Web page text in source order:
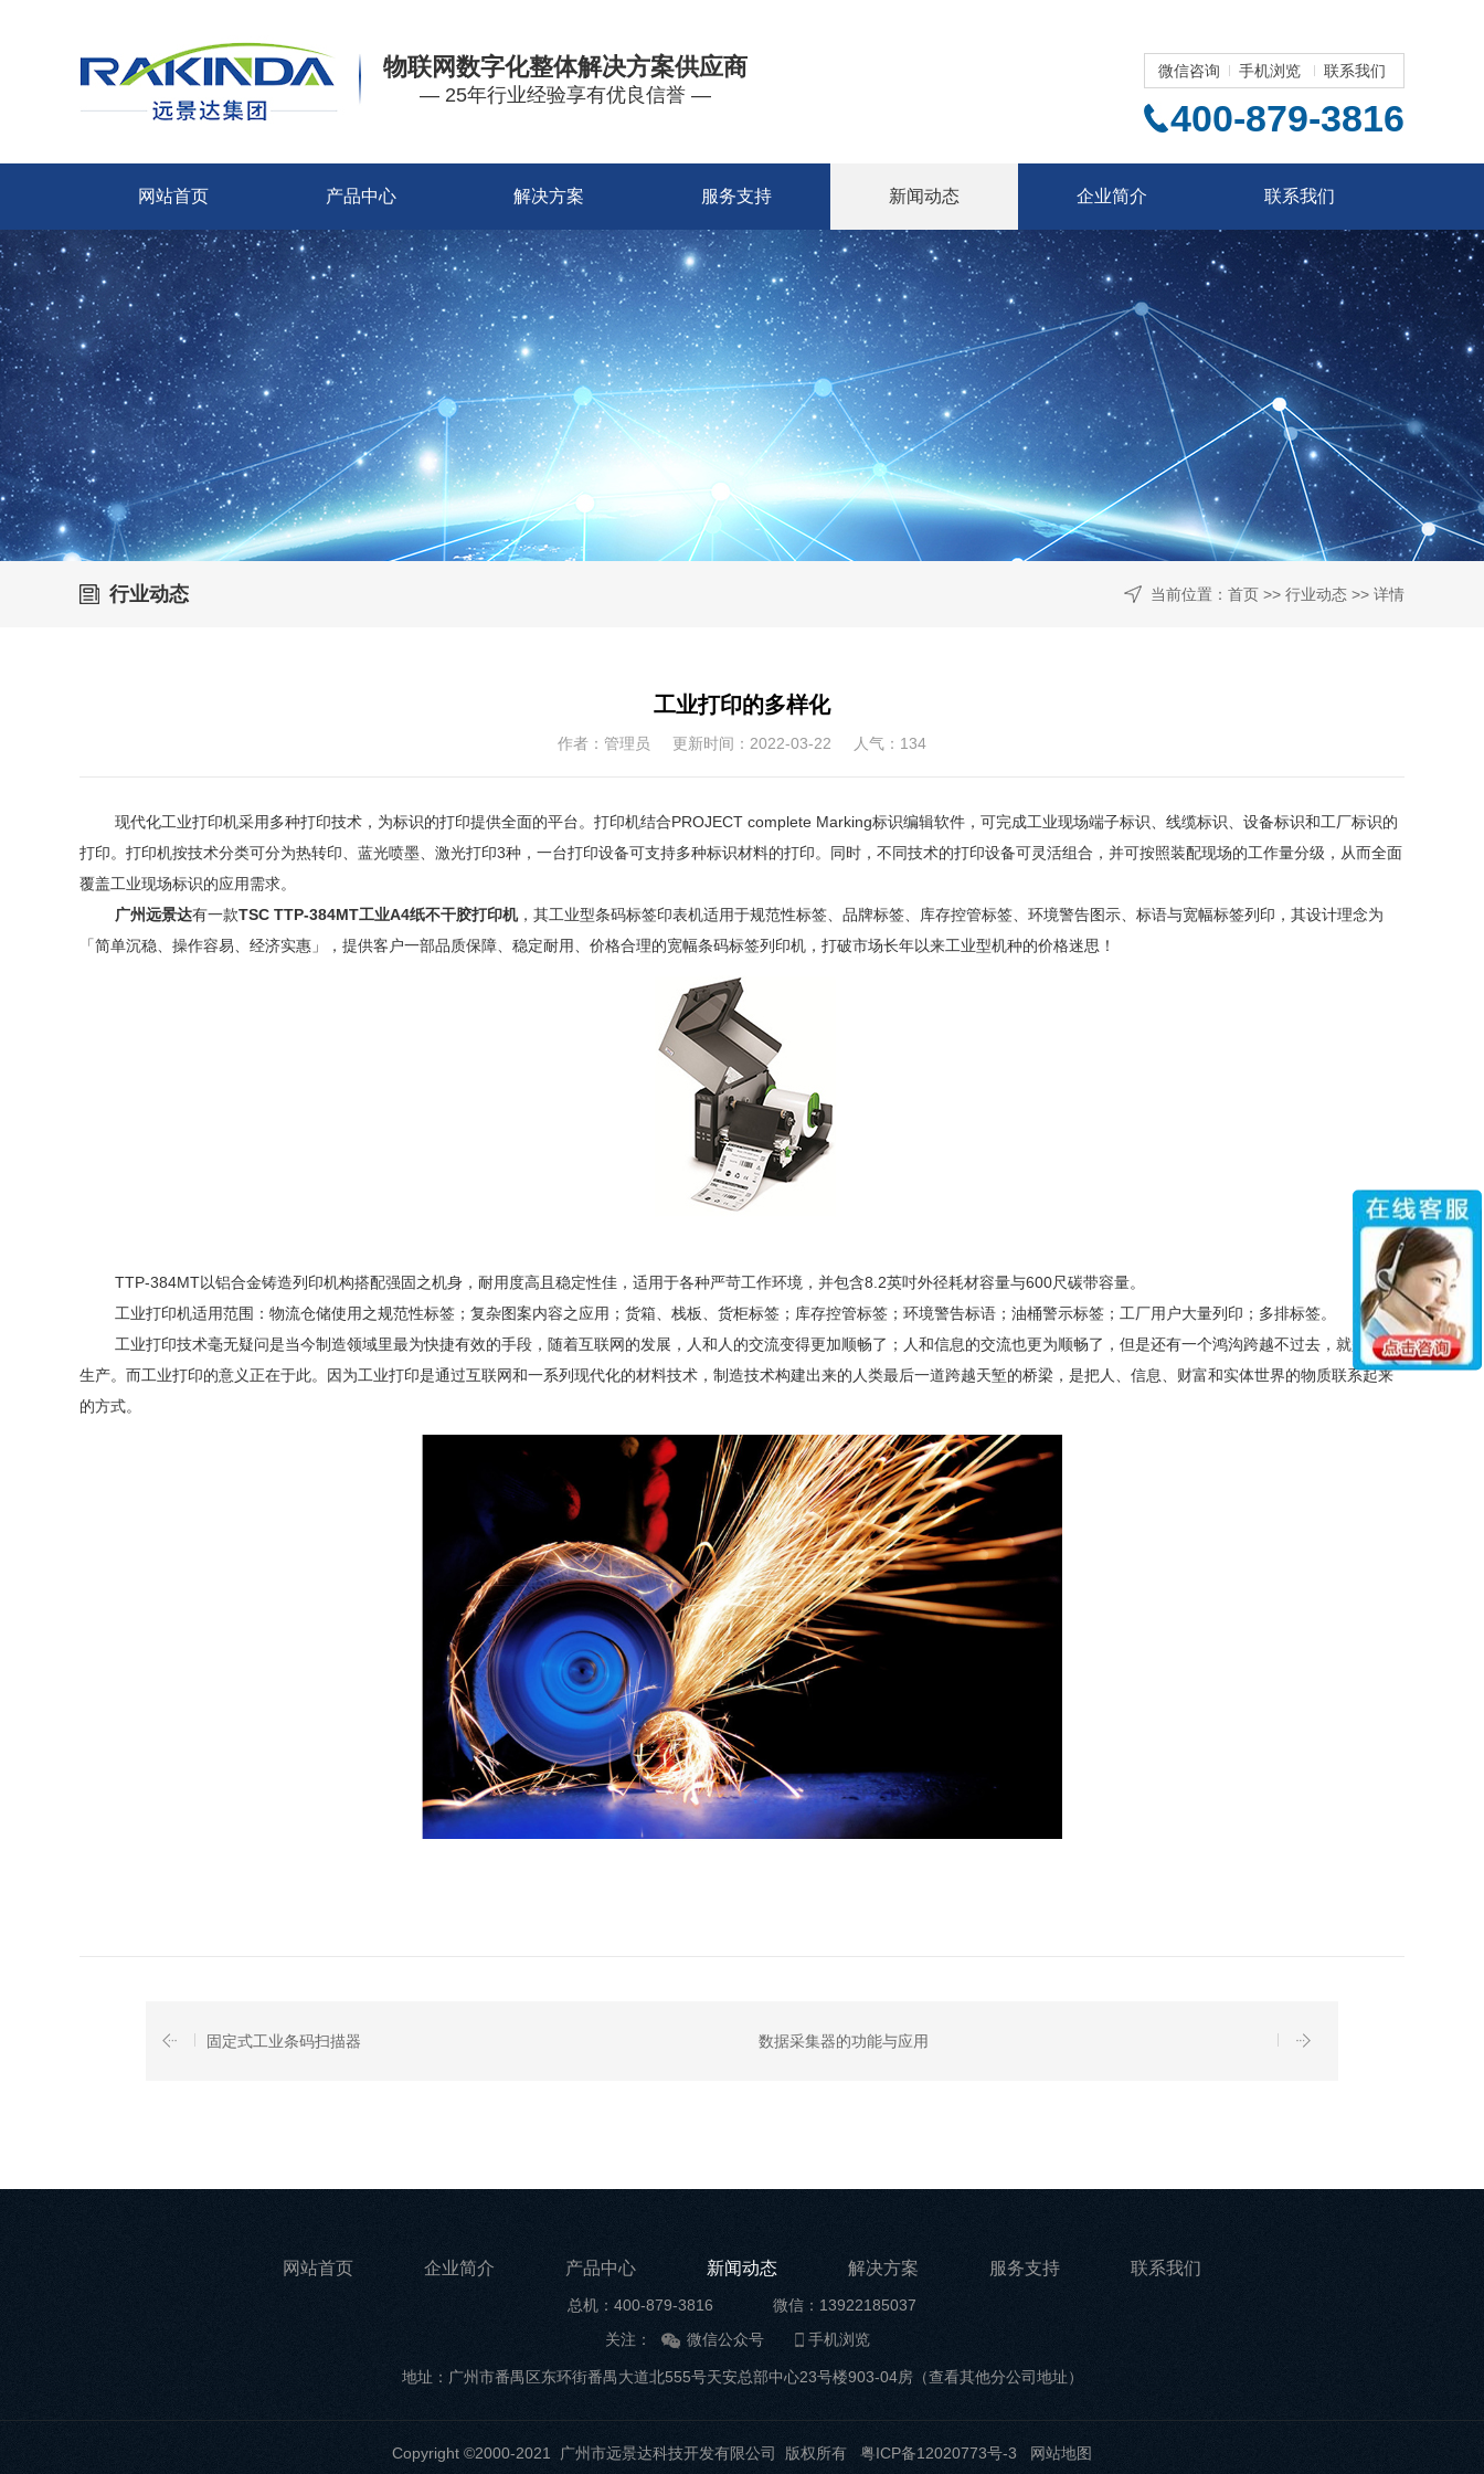
物联网数字化整体解决方案供应商
— 25年行业经验享有优良信誉 —
微信咨询 手机浏览 联系我们
400-879-3816
网站首页 产品中心 解决方案 服务支持 新闻动态 企业简介 联系我们
行业动态 当前位置： 首页 >> 行业动态 >> 详情
工业打印的多样化
作者：管理员 更新时间：2022-03-22 人气： 134
现代化工业打印机采用多种打印技术，为标识的打印提供全面的平台。打印机结合PROJECT complete Marking标识编辑软件，可完成工业现场端子标识、线缆标识、设备标识和工厂标识的
打印。打印机按技术分类可分为热转印、蓝光喷墨、激光打印3种，一台打印设备可支持多种标识材料的打印。同时，不同技术的打印设备可灵活组合，并可按照装配现场的工作量分级，从而全面
覆盖工业现场标识的应用需求。
广州远景达有一款TSC TTP-384MT工业A4纸不干胶打印机，其工业型条码标签印表机适用于规范性标签、品牌标签、库存控管标签、环境警告图示、标语与宽幅标签列印，其设计理念为
「简单沉稳、操作容易、经济实惠」，提供客户一部品质保障、稳定耐用、价格合理的宽幅条码标签列印机，打破市场长年以来工业型机种的价格迷思！
TTP-384MT以铝合金铸造列印机构搭配强固之机身，耐用度高且稳定性佳，适用于各种严苛工作环境，并包含8.2英吋外径耗材容量与600尺碳带容量。
工业打印机适用范围：物流仓储使用之规范性标签；复杂图案内容之应用；货箱、栈板、货柜标签；库存控管标签；环境警告标语；油桶警示标签；工厂用户大量列印；多排标签。
工业打印技术毫无疑问是当今制造领域里最为快捷有效的手段，随着互联网的发展，人和人的交流变得更加顺畅了；人和信息的交流也更为顺畅了，但是还有一个鸿沟跨越不过去，就是物质
生产。而工业打印的意义正在于此。因为工业打印是通过互联网和一系列现代化的材料技术，制造技术构建出来的人类最后一道跨越天堑的桥梁，是把人、信息、财富和实体世界的物质联系起来
的方式。
固定式工业条码扫描器 数据采集器的功能与应用
网站首页 企业简介 产品中心 新闻动态 解决方案 服务支持 联系我们
总机：400-879-3816
微信：13922185037
关注：
微信公众号 手机浏览
地址：广州市番禺区东环街番禺大道北555号天安总部中心23号楼903-04房（查看其他分公司地址）
Copyright ©2000-2021 广州市远景达科技开发有限公司 版权所有 粤ICP备12020773号-3 网站地图